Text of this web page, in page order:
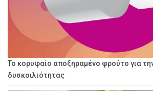
Το κορυφαίο αποξηραμένο φρούτο για
δυσκοιλιότητας